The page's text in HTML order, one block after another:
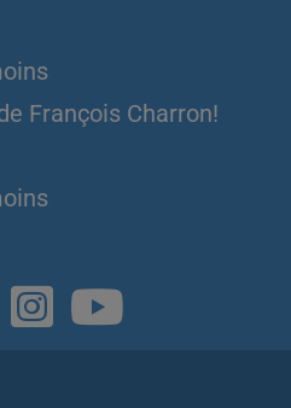
François Charron!